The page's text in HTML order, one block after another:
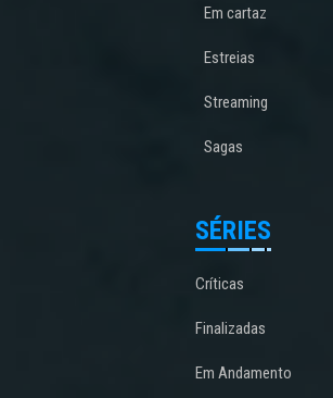
Em cartaz
Estreias
Streaming
Sagas
SÉRIES
Críticas
Finalizadas
Em Andamento